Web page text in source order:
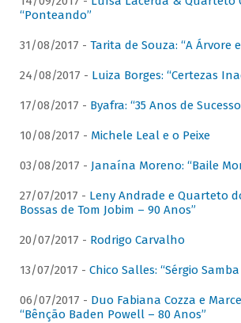
“Ponteando”
31/08/2017 - Tarita de Souza: “A Árvore
24/08/2017 - Luiza Borges: “Certezas
17/08/2017 - Byafra: “35 Anos de
10/08/2017 - Michele Leal e o Peixe
03/08/2017 - Janaína Moreno: “Baile
27/07/2017 - Leny Andrade e Quarteto
Bossas de Tom Jobim – 90 Anos”
20/07/2017 - Rodrigo Carvalho
13/07/2017 - Chico Salles: “Sérgio
06/07/2017 - Duo Fabiana Cozza e
“Bênção Baden Powell – 80 Anos”